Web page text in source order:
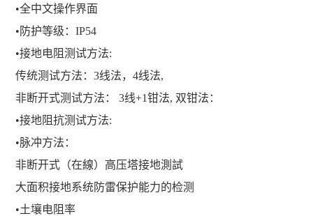
•全中文操作界面
•防护等级：IP54
•接地电阻测试方法:
传统测试方法：3线法，4线法,
非断开式测试方法： 3线+1钳法, 双钳法：
•接地阻抗测试方法:
•脉冲方法：
非断开式（在線）高压塔接地測試
大面积接地系统防雷保护能力的检测
•土壤电阻率